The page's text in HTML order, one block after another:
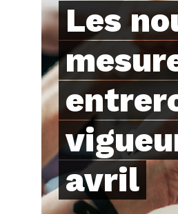
Les
avril